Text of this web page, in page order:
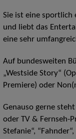
Sie ist eine sportlich
und liebt das
eine sehr
Auf bundesweiten
„Westside Story“
Premiere) oder
Genauso gerne
oder TV & Fernseh-
Stefanie“,